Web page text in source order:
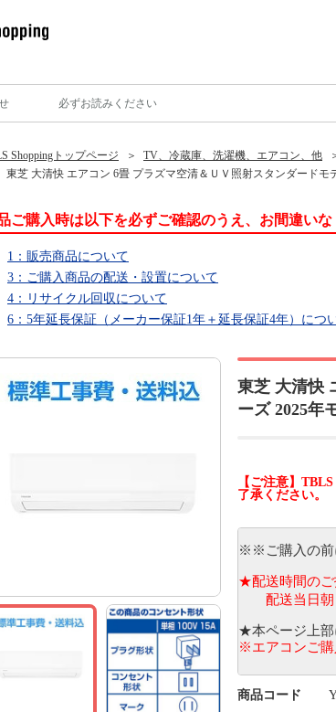
必ずお読みください
Shoppingトップページ TV、冷蔵庫、洗濯機、エアコン、他
東芝 大清快 エアコン 6畳 プラズマ空清＆ＵＶ照射スタンダード
ご購入時は以下を必ずご確認のうえ、お間違い
1：販売商品について
3：ご購入商品の配送・設置について
4：リサイクル回収について
6：5年延長保証（メーカー保証1年＋延長保証4年）につ
東芝 大清快
ーズ 2025年
【ご注意】
了承ください。
※※ご購入の前
★配送時間のご
配送当日朝も
★本ページ上部
※エアコンご
商品コード